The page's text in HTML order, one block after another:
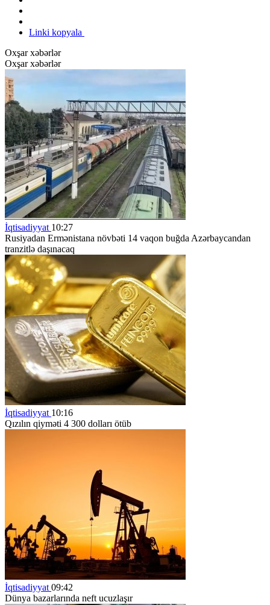
Linki kopyala
Oxşar xəbərlər
Oxşar xəbərlər
İqtisadiyyat 10:27
Rusiyadan Ermənistana növbəti 14 vaqon buğda Azərbaycandan
tranzitlə daşınacaq
İqtisadiyyat 10:16
Qızılın qiyməti 4 300 dolları ötüb
İqtisadiyyat 09:42
Dünya bazarlarında neft ucuzlaşır